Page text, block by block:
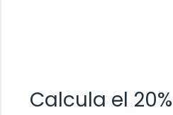
Calcula el